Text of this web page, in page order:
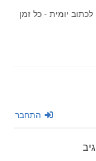
יומית - כל זמן
התחבר